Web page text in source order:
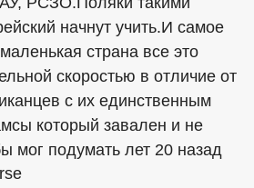
начнут учить.И самое
страна все это
скоростью в отличие от
с их единственным
который завален и не
мог подумать лет 20 назад